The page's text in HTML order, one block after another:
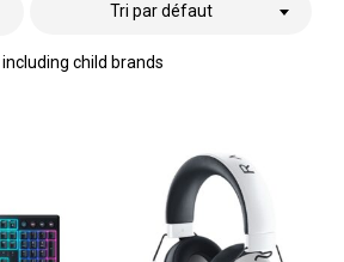
child brands
Tri par défaut